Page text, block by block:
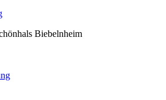
Biebelnheim